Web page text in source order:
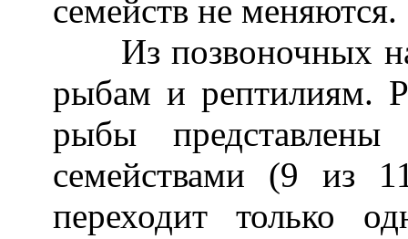
семейств не меняются.
Из позвоночных
рыбам и рептилиям.
рыбы
семействами (9 из
переходит только